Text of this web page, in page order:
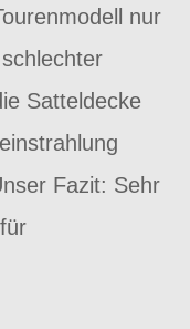
nur
Satteldecke
Fazit: Sehr